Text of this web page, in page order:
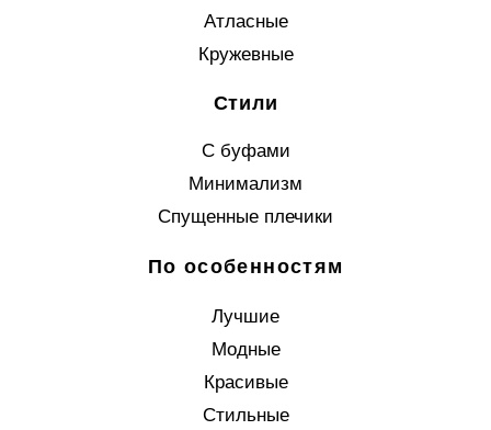
Атласные
Кружевные
Стили
С буфами
Минимализм
Спущенные плечики
По особенностям
Лучшие
Модные
Красивые
Стильные